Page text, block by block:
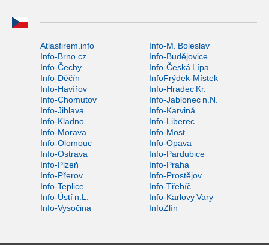
Atlasfirem.info
Info-M. Boleslav
Info-Brno.cz
Info-Budějovice
Info-Čechy
Info-Česká Lípa
Info-Děčín
InfoFrýdek-Místek
Info-Havířov
Info-Hradec Kr.
Info-Chomutov
Info-Jablonec n.N.
Info-Jihlava
Info-Karviná
Info-Kladno
Info-Liberec
Info-Morava
Info-Most
Info-Olomouc
Info-Opava
Info-Ostrava
Info-Pardubice
Info-Plzeň
Info-Praha
Info-Přerov
Info-Prostějov
Info-Teplice
Info-Třebíč
Info-Ústí n.L.
Info-Karlovy Vary
Info-Vysočina
InfoZlín